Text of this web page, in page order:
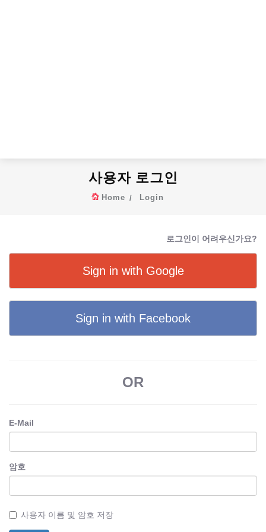
사용자 로그인
Home Login
로그인이 어려우신가요?
Sign in with Google
Sign in with Facebook
OR
E-Mail
암호
사용자 이름 및 암호 저장